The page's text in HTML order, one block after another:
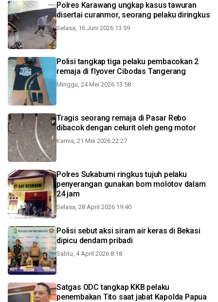
Polres Karawang ungkap kasus tawuran
disertai curanmor, seorang pelaku diringkus
Selasa, 16 Juni 2026 13:59
Polisi tangkap tiga pelaku pembacokan 2
remaja di flyover Cibodas Tangerang
Minggu, 24 Mei 2026 13:58
Tragis seorang remaja di Pasar Rebo
dibacok dengan celurit oleh geng motor
Kamis, 21 Mei 2026 22:27
Polres Sukabumi ringkus tujuh pelaku
penyerangan gunakan bom molotov dalam
24 jam
Selasa, 28 April 2026 19:40
Polisi sebut aksi siram air keras di Bekasi
dipicu dendam pribadi
Sabtu, 4 April 2026 8:18
Satgas ODC tangkap KKB pelaku
penembakan Tito saat jabat Kapolda Papua